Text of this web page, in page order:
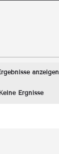
anzeigen
Ergnisse